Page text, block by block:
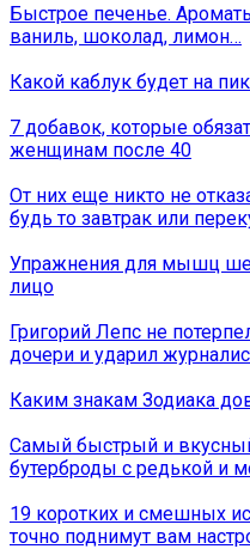
Быстрое печенье.
ваниль, шоколад, лимон…
Какой каблук будет на
7 добавок, которые
женщинам после 40
От них еще никто не
будь то завтрак или
Упражнения для мышц
лицо
Григорий Лепс не
дочери и ударил
Каким знакам Зодиака
Самый быстрый и вкусный
бутерброды с редькой и
19 коротких и смешных
точно поднимут вам